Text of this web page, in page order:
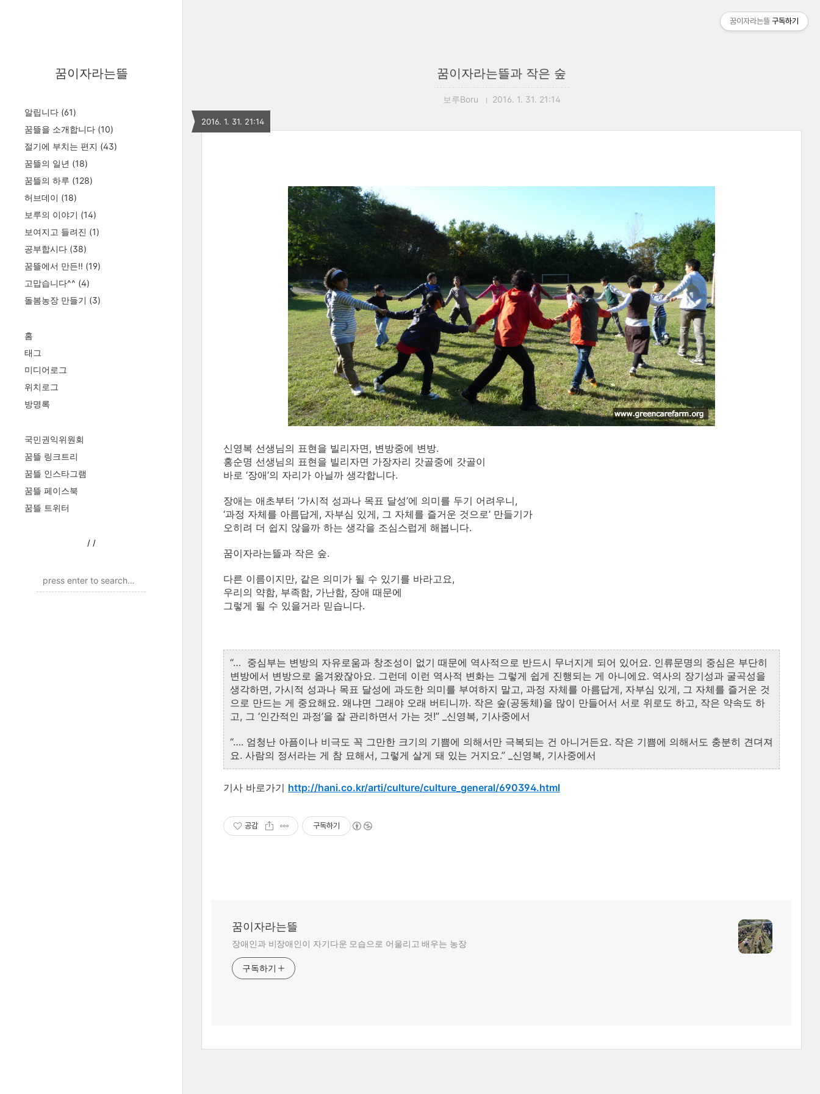
꿈이자라는뜰
알립니다 (61)
꿈뜰을 소개합니다 (10)
절기에 부치는 편지 (43)
꿈뜰의 일년 (18)
꿈뜰의 하루 (128)
허브데이 (18)
보루의 이야기 (14)
보여지고 들려진 (1)
공부합시다 (38)
꿈뜰에서 만든!! (19)
고맙습니다^^ (4)
돌봄농장 만들기 (3)
홈
태그
미디어로그
위치로그
방명록
국민권익위원회
꿈뜰 링크트리
꿈뜰 인스타그램
꿈뜰 페이스북
꿈뜰 트위터
/ /
꿈이자라는뜰과 작은 숲
보루Boru 2016. 1. 31. 21:14
2016. 1. 31. 21:14
신영복 선생님의 표현을 빌리자면, 변방중에 변방.
홍순명 선생님의 표현을 빌리자면 가장자리 갓골중에 갓골이
바로 ‘장애’의 자리가 아닐까 생각합니다.
장애는 애초부터 ‘가시적 성과나 목표 달성’에 의미를 두기 어려우니,
‘과정 자체를 아름답게, 자부심 있게, 그 자체를 즐거운 것으로’ 만들기가
오히려 더 쉽지 않을까 하는 생각을 조심스럽게 해봅니다.
꿈이자라는뜰과 작은 숲.
다른 이름이지만, 같은 의미가 될 수 있기를 바라고요,
우리의 약함, 부족함, 가난함, 장애 때문에
그렇게 될 수 있을거라 믿습니다.
“… 중심부는 변방의 자유로움과 창조성이 없기 때문에 역사적으로 반드시 무너지게 되어 있어요. 인류문명의 중심은 부단히
변방에서 변방으로 옮겨왔잖아요. 그런데 이런 역사적 변화는 그렇게 쉽게 진행되는 게 아니에요. 역사의 장기성과 굴곡성을
생각하면, 가시적 성과나 목표 달성에 과도한 의미를 부여하지 말고, 과정 자체를 아름답게, 자부심 있게, 그 자체를 즐거운 것
으로 만드는 게 중요해요. 왜냐면 그래야 오래 버티니까. 작은 숲(공동체)을 많이 만들어서 서로 위로도 하고, 작은 약속도 하
고, 그 ‘인간적인 과정’을 잘 관리하면서 가는 것!” _ 신영복, 기사중에서
“…. 엄청난 아픔이나 비극도 꼭 그만한 크기의 기쁨에 의해서만 극복되는 건 아니거든요. 작은 기쁨에 의해서도 충분히 견뎌져
요. 사람의 정서라는 게 참 묘해서, 그렇게 살게 돼 있는 거지요.” _ 신영복, 기사중에서
기사 바로가기 http://hani.co.kr/arti/culture/culture_general/690394.html
공감 구독하기
꿈이자라는뜰
장애인과 비장애인이 자기다운 모습으로 어울리고 배우는 농장
구독하기
꿈이자라는뜰 구독하기